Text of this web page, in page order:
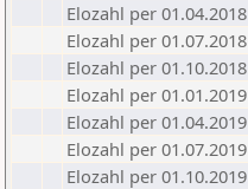
Elozahl per 01.04.2018
Elozahl per 01.07.2018
Elozahl per 01.10.2018
Elozahl per 01.01.2019
Elozahl per 01.04.2019
Elozahl per 01.07.2019
Elozahl per 01.10.2019